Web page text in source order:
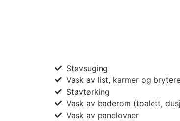
Støvsuging
Vask av list, karmer og
Støvtørking
Vask av baderom (toalett,
Vask av panelovner